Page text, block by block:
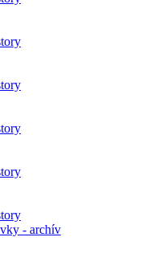
- archív